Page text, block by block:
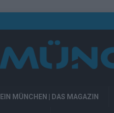
MÜNCHEN | DAS MAGAZIN